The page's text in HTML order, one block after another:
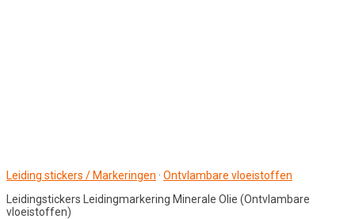
Leiding stickers / Markeringen · Ontvlambare vloeistoffen
Leidingstickers Leidingmarkering Minerale Olie (Ontvlambare
vloeistoffen)